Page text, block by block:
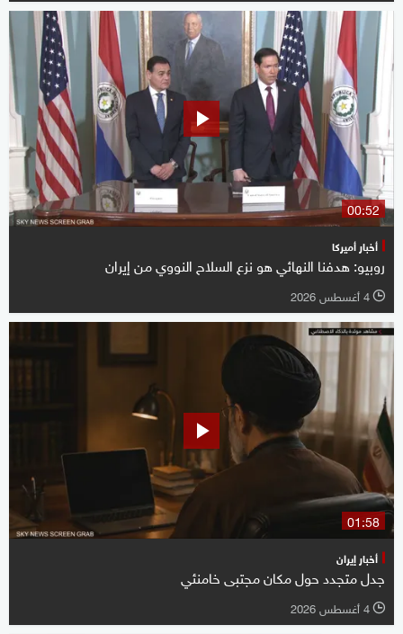
00:52
أخبار أميركا
روبيو: هدفنا النهائي هو نزع السلاح النووي من إيران
l 4 أغسطس 2026
01:58
أخبار إيران
جدل متجدد حول مكان مجتبى خامنئي
l 4 أغسطس 2026